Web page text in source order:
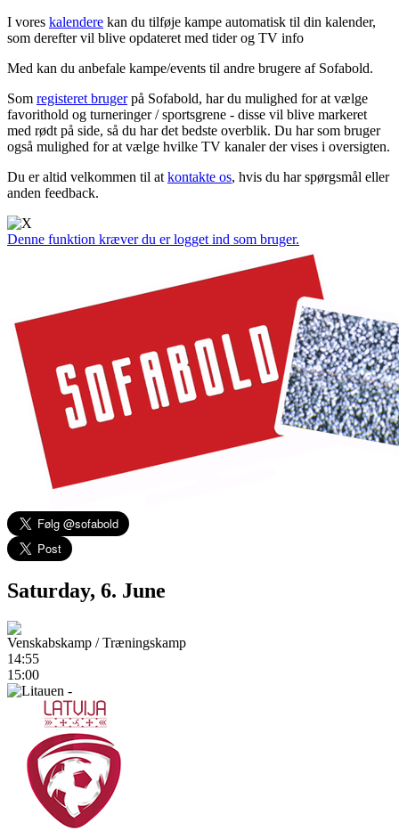
I vores kalendere kan du tilføje kampe automatisk til din kalender,
som derefter vil blive opdateret med tider og TV info
Med kan du anbefale kampe/events til andre brugere af Sofabold.
Som registeret brugerpå Sofabold, har du mulighed for at vælge
favorithold og turneringer / sportsgrene - disse vil blive markeret
med rødt på side, så du har det bedste overblik. Du har som bruger
også mulighed for at vælge hvilke TV kanaler der vises i oversigten.
Du er altid velkommen til at kontakte os, hvis du har spørgsmål eller
anden feedback.
Denne funktion kræver du er logget ind som bruger.
Saturday, 6. June
Venskabskamp / Træningskamp
14:55
15:00
-